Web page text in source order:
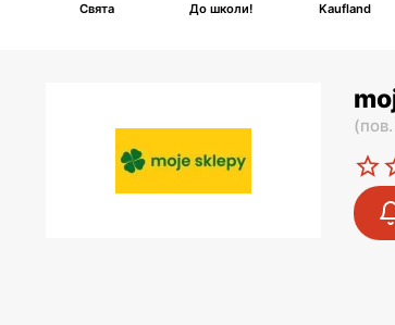
Свята До школи! Kaufland
(